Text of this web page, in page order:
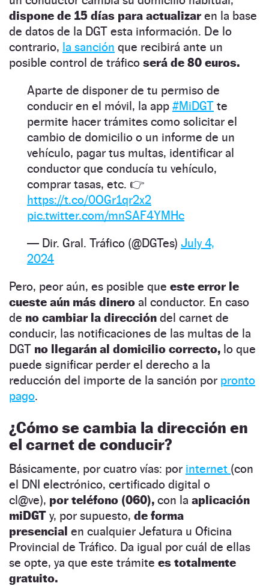
dispone de 15 días para actualizaren la base
de datos de la DGT esta información. De lo
contrario, la sanción que recibirá ante un
posible control de tráfico será de 80 euros.
Aparte de disponer de tu permiso de
conducir en el móvil, la app #MiDGT te
permite hacer trámites como solicitar el
cambio de domicilio o un informe de un
vehículo, pagar tus multas, identificar al
conductor que conducía tu vehículo,
comprar tasas, etc. 👉
https://t.co/0OGr1qr2x2
pic.twitter.com/mnSAF4YMHc
— Dir. Gral. Tráfico (@DGTes) July 4,
2024
Pero, peor aún, es posible que este error le
cueste aún más dinero al conductor. En caso
de no cambiar la dirección del carnet de
conducir, las notificaciones de las multas de la
DGT no llegarán al domicilio correcto, lo que
puede significar perder el derecho a la
reducción del importe de la sanción por pronto
pago.
¿Cómo se cambia la dirección en
el carnet de conducir?
Básicamente, por cuatro vías: por internet (con
el DNI electrónico, certificado digital o
cl@ve), por teléfono (060), con la aplicación
miDGT y, por supuesto, de forma
presencial en cualquier Jefatura u Oficina
Provincial de Tráfico. Da igual por cuál de ellas
se opte, ya que este trámite es totalmente
gratuito.